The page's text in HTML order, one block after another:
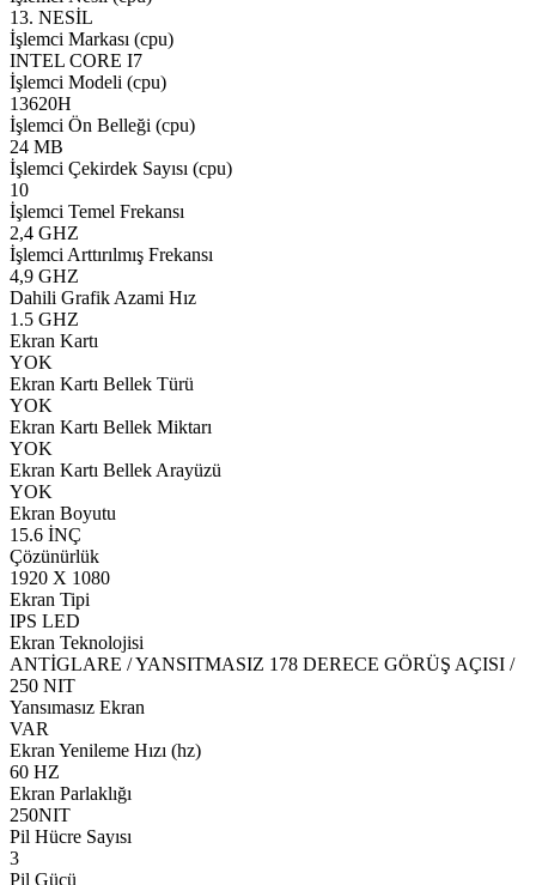
13. NESİL
İşlemci Markası (cpu)
INTEL CORE I7
İşlemci Modeli (cpu)
13620H
İşlemci Ön Belleği (cpu)
24 MB
İşlemci Çekirdek Sayısı (cpu)
10
İşlemci Temel Frekansı
2,4 GHZ
İşlemci Arttırılmış Frekansı
4,9 GHZ
Dahili Grafik Azami Hız
1.5 GHZ
Ekran Kartı
YOK
Ekran Kartı Bellek Türü
YOK
Ekran Kartı Bellek Miktarı
YOK
Ekran Kartı Bellek Arayüzü
YOK
Ekran Boyutu
15.6 İNÇ
Çözünürlük
1920 X 1080
Ekran Tipi
IPS LED
Ekran Teknolojisi
ANTİGLARE / YANSITMASIZ 178 DERECE GÖRÜŞ AÇISI /
250 NIT
Yansımasız Ekran
VAR
Ekran Yenileme Hızı (hz)
60 HZ
Ekran Parlaklığı
250NIT
Pil Hücre Sayısı
3
Pil Gücü